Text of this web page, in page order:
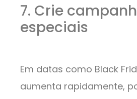
7. Crie
especiais
Em datas como Black
aumenta rapidamente,